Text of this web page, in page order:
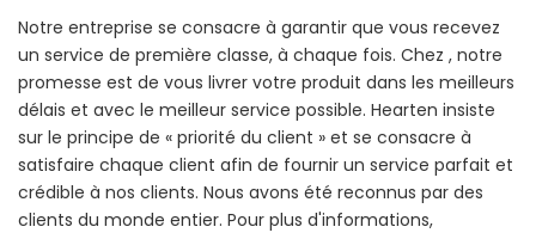
Notre entreprise se consacre à garantir que vous recevez
un service de première classe, à chaque fois. Chez , notre
promesse est de vous livrer votre produit dans les meilleurs
délais et avec le meilleur service possible. Hearten insiste
sur le principe de « priorité du client » et se consacre à
satisfaire chaque client afin de fournir un service parfait et
crédible à nos clients. Nous avons été reconnus par des
clients du monde entier. Pour plus d'informations,